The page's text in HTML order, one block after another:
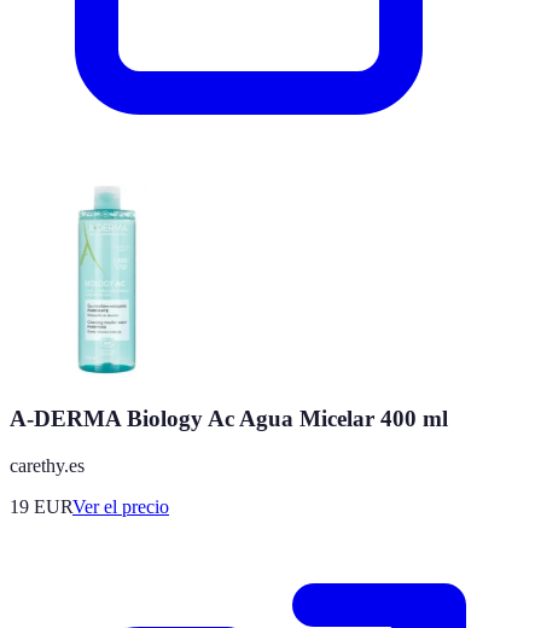
A-DERMA Biology Ac Agua Micelar 400 ml
carethy.es
19 EURVer el precio